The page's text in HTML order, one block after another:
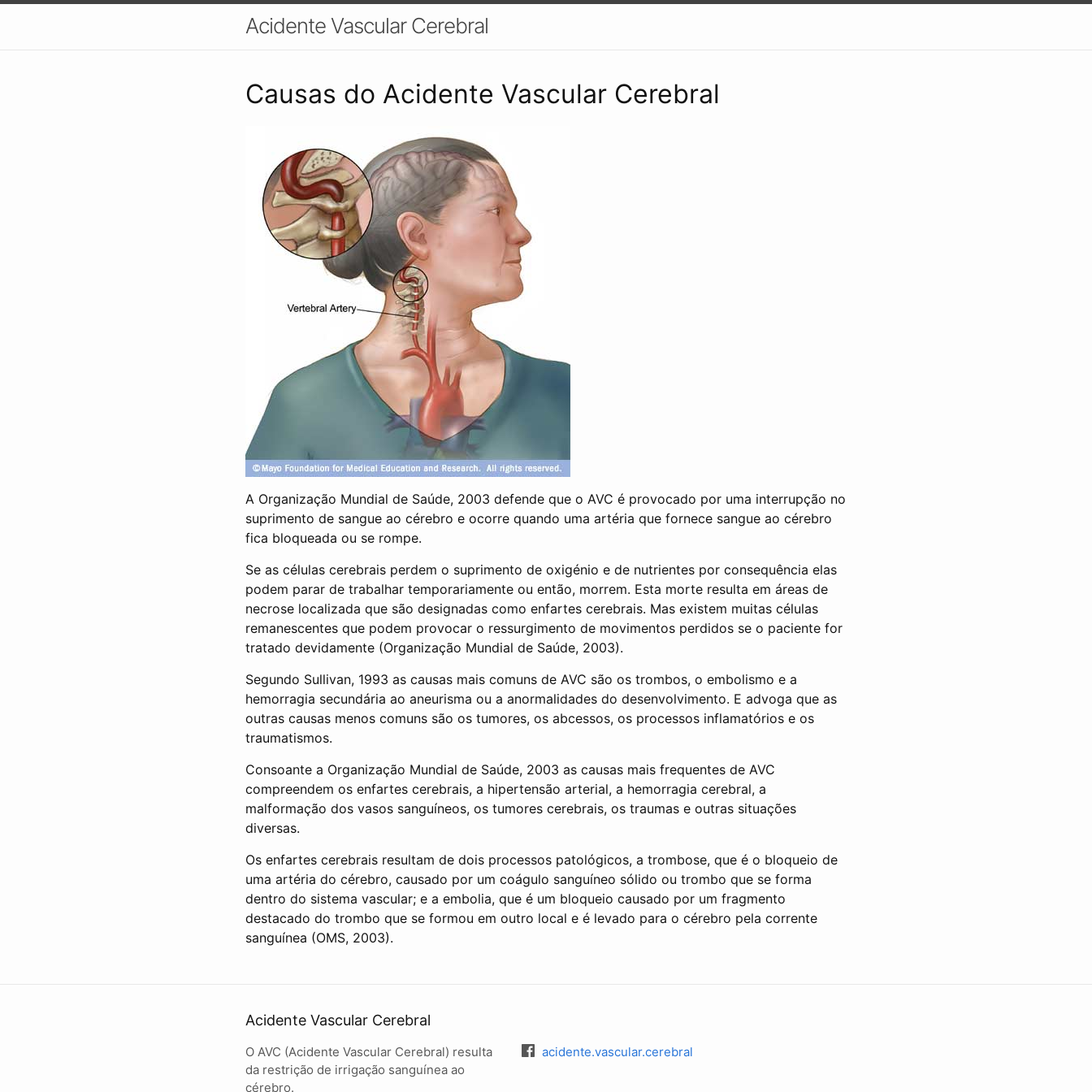
Acidente Vascular Cerebral
Causas do Acidente Vascular Cerebral
A Organização Mundial de Saúde, 2003 defende que o AVC é provocado por uma interrupção no
suprimento de sangue ao cérebro e ocorre quando uma artéria que fornece sangue ao cérebro
fica bloqueada ou se rompe.
Se as células cerebrais perdem o suprimento de oxigénio e de nutrientes por consequência elas
podem parar de trabalhar temporariamente ou então, morrem. Esta morte resulta em áreas de
necrose localizada que são designadas como enfartes cerebrais. Mas existem muitas células
remanescentes que podem provocar o ressurgimento de movimentos perdidos se o paciente for
tratado devidamente (Organização Mundial de Saúde, 2003).
Segundo Sullivan, 1993 as causas mais comuns de AVC são os trombos, o embolismo e a
hemorragia secundária ao aneurisma ou a anormalidades do desenvolvimento. E advoga que as
outras causas menos comuns são os tumores, os abcessos, os processos inflamatórios e os
traumatismos.
Consoante a Organização Mundial de Saúde, 2003 as causas mais frequentes de AVC
compreendem os enfartes cerebrais, a hipertensão arterial, a hemorragia cerebral, a
malformação dos vasos sanguíneos, os tumores cerebrais, os traumas e outras situações
diversas.
Os enfartes cerebrais resultam de dois processos patológicos, a trombose, que é o bloqueio de
uma artéria do cérebro, causado por um coágulo sanguíneo sólido ou trombo que se forma
dentro do sistema vascular; e a embolia, que é um bloqueio causado por um fragmento
destacado do trombo que se formou em outro local e é levado para o cérebro pela corrente
sanguínea (OMS, 2003).
Acidente Vascular Cerebral
O AVC (Acidente Vascular Cerebral) resulta
da restrição de irrigação sanguínea ao
cérebro.
acidente.vascular.cerebral